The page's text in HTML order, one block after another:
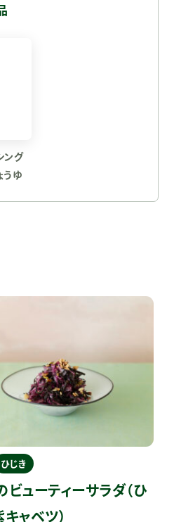
ング
うゆ
ひじき
ビューティーサラダ（ひ
ャベツ）